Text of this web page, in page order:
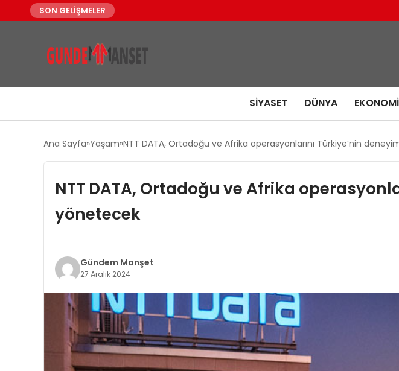
SON GELİŞMELER
SIYASET DÜNYA EKONOMI
Ana Sayfa Yaşam NTT DATA, Ortadoğu ve Afrika operasyonlarını Türkiye’nin
NTT DATA, Ortadoğu ve Afrika
yönetecek
Gündem Manşet
27 Aralık 2024